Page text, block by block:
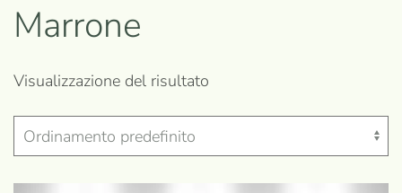
Marrone
Visualizzazione del risultato